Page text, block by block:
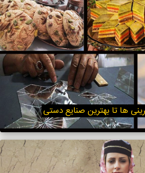
ها تا بهترین صنایع دستی